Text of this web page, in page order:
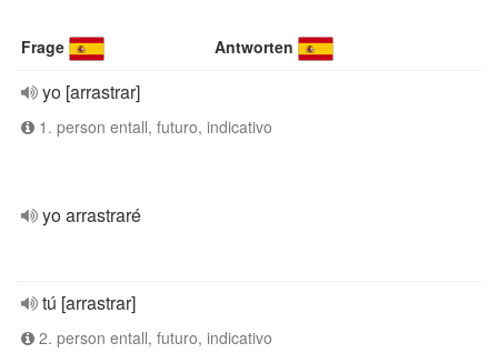
Frage Antworten
yo [arrastrar]
1. person entall, futuro, indicativo
yo arrastraré
tú [arrastrar]
2. person entall, futuro, indicativo